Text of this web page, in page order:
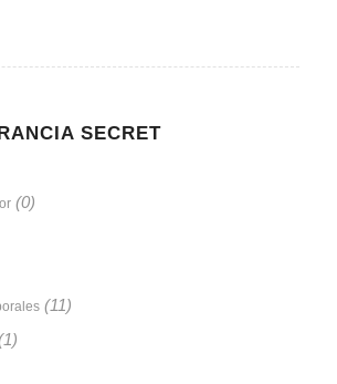
SECRET
(0)
(11)